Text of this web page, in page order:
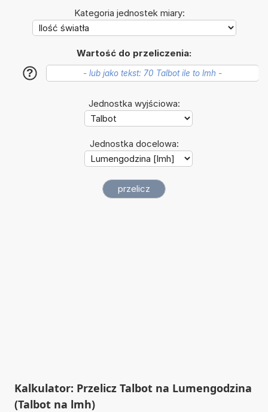
Kategoria jednostek miary:
Wartość do przeliczenia:
?
Jednostka wyjściowa:
Jednostka docelowa:
Kalkulator: Przelicz Talbot na Lumengodzina
(Talbot na lmh)